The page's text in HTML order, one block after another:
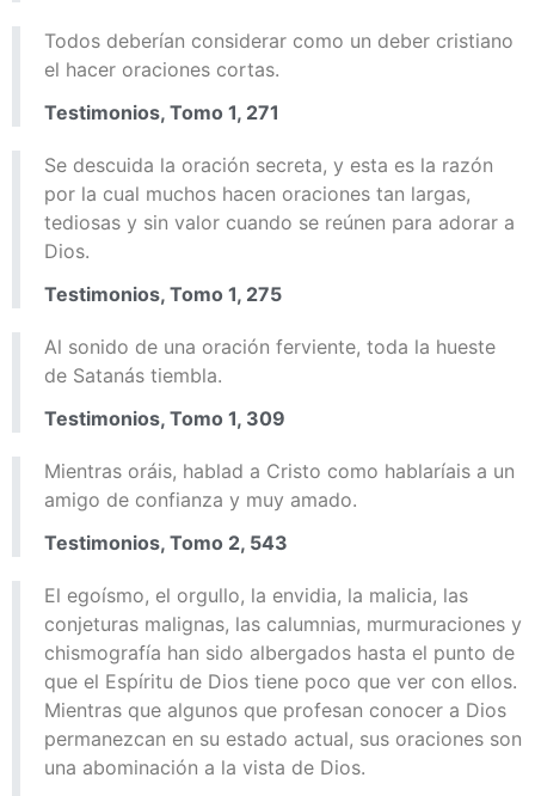
Todos deberían considerar como un deber cristiano
el hacer oraciones cortas.
Testimonios, Tomo 1, 271
Se descuida la oración secreta, y esta es la razón
por la cual muchos hacen oraciones tan largas,
tediosas y sin valor cuando se reúnen para adorar a
Dios.
Testimonios, Tomo 1, 275
Al sonido de una oración ferviente, toda la hueste
de Satanás tiembla.
Testimonios, Tomo 1, 309
Mientras oráis, hablad a Cristo como hablaríais a un
amigo de confianza y muy amado.
Testimonios, Tomo 2, 543
El egoísmo, el orgullo, la envidia, la malicia, las
conjeturas malignas, las calumnias, murmuraciones y
chismografía han sido albergados hasta el punto de
que el Espíritu de Dios tiene poco que ver con ellos.
Mientras que algunos que profesan conocer a Dios
permanezcan en su estado actual, sus oraciones son
una abominación a la vista de Dios.